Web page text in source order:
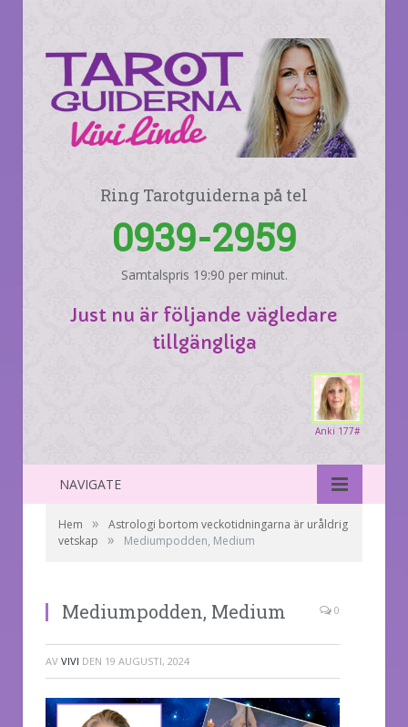
Ring Tarotguiderna på tel
0939-2959
Samtalspris 19:90 per minut.
Just nu är följande vägledare
tillgängliga
Anki 177#
NAVIGATE
Hem »
Astrologi bortom veckotidningarna är uråldrig
vetskap
» Mediumpodden, Medium
Mediumpodden, Medium 0
AV VIVI DEN 19 AUGUSTI, 2024